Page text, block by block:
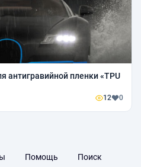
антигравийной пленки «TPU
12 0
Помощь Поиск